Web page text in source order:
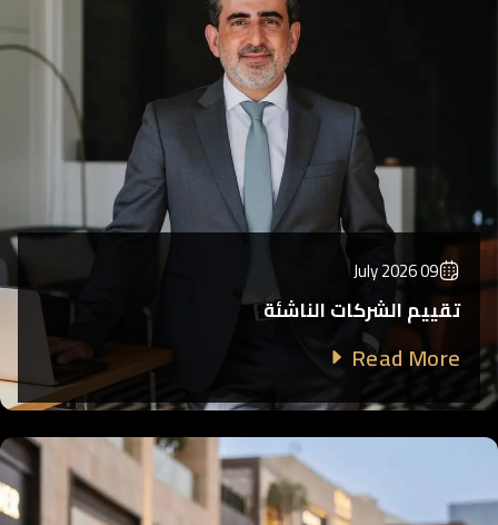
09 July 2026
تقييم الشركات الناشئة
Read More